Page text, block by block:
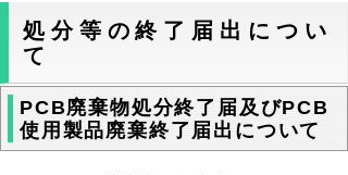
処分等の終了届出につい
て
PCB廃棄物処分終了届及びPCB
使用製品廃棄終了届出について